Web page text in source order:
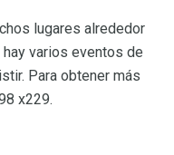
lugares alrededor
hay varios eventos de
Para obtener más
x229.